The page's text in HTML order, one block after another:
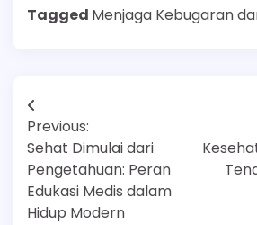
Tagged Menjaga Kebugaran
Navigasi
pos
Previous:
Sehat Dimulai dari
Pengetahuan: Peran
Edukasi Medis dalam
Hidup Modern